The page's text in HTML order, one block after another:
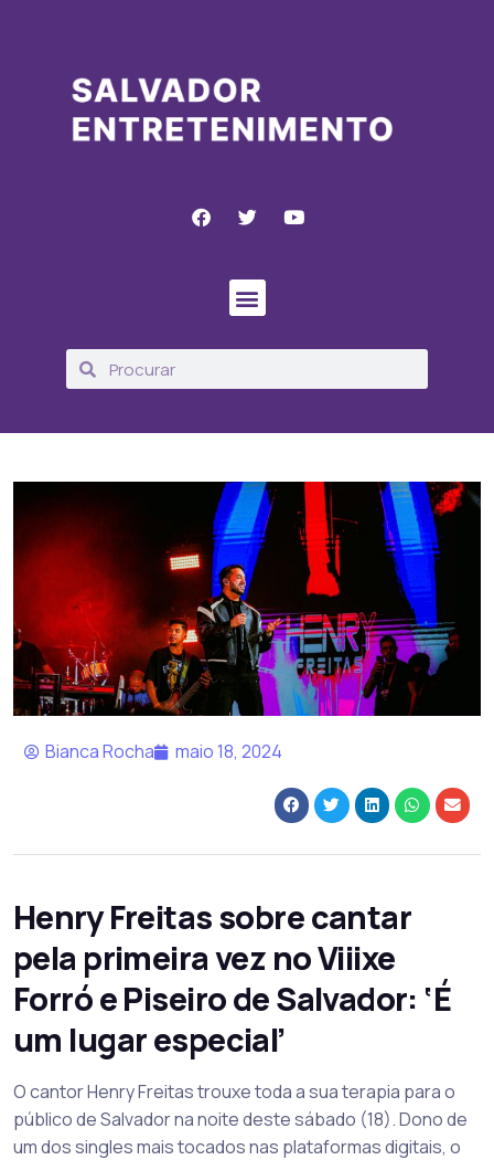
Bianca Rocha maio 18, 2024
Henry Freitas sobre cantar
pela primeira vez no Viiixe
Forró e Piseiro de Salvador: ‘É
um lugar especial’
O cantor Henry Freitas trouxe toda a sua terapia para o
público de Salvador na noite deste sábado (18). Dono de
um dos singles mais tocados nas plataformas digitais, o